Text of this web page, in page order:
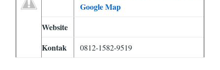
Google Map
Website
Kontak
0812-1582-9519